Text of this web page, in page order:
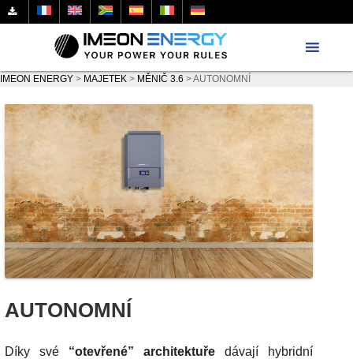
IMEON ENERGY > MAJETEK > MĚNIČ 3.6 >AUTONOMNÍ
AUTONOMNÍ
Díky své “otevřené” architektuře dávají hybridní